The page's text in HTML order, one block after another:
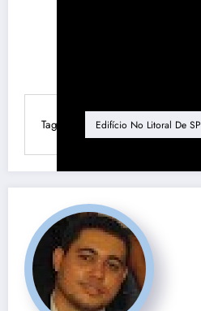
Tag Edifício No Litoral De SP